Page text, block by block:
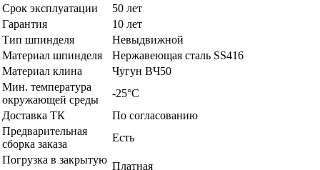
Срок эксплуатации
50 лет
Гарантия
10 лет
Тип шпинделя
Невыдвижной
Материал шпинделя
Нержавеющая сталь SS416
Материал клина
Чугун BЧ50
Мин. температура
окружающей среды
-25°C
Доставка ТК
По согласованию
Предварительная
сборка заказа
Есть
Погрузка в закрытую
Платная